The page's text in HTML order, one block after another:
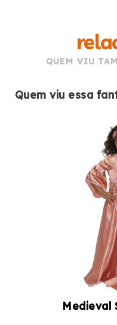
QUEM VIU
Quem viu essa
Medieval